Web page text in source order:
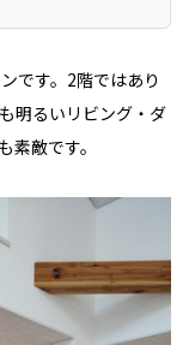
です。2階ではあり
明るいリビング・ダ
素敵です。